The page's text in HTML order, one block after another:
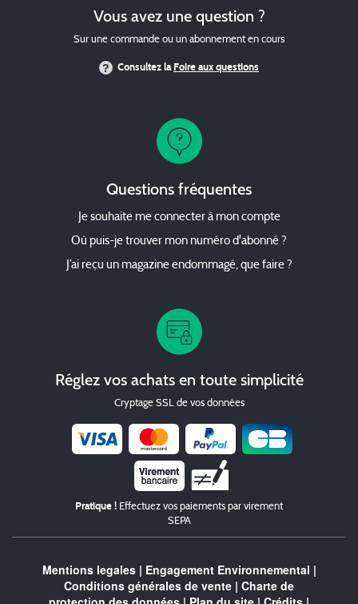
Vous avez une question ?
Sur une commande ou un abonnement en cours
Consultez laFoire aux questions
Questions fréquentes
Je souhaite me connecter à mon compte
Où puis-je trouver mon numéro d'abonné ?
J’ai reçu un magazine endommagé, que faire ?
Réglez vos achats en toute simplicité
Cryptage SSL de vos données
Chèque
Pratique ! Effectuez vos paiements par virement
SEPA
Mentions legales| Engagement Environnemental |
Conditions générales de vente | Charte de